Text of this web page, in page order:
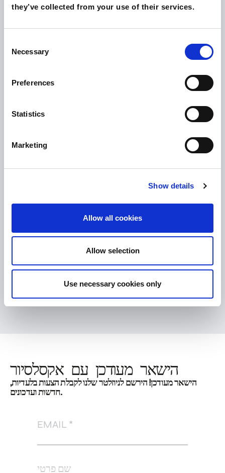
they’ve collected from your use of their services.
Selection
Necessary
Preferences
Statistics
Marketing
Show details
Allow all cookies
Allow selection
Use necessary cookies only
האירוח בדרגת חמישה כוכבים באקסלסיור מעניק חמימות,
אלגנטיות ואת הקסם של העולם הישן עם החזית השמורה הכוללת
ראה את המתקנים - שירותי אורחים
הישאר מעודכן עם אקסלסיור
הישאר מעודכן! הירשם לניוזלטר שלנו לקבלת הצעות בלעדיות,
חדשות ועדכונים.